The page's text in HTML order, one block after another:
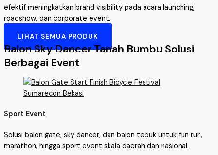
efektif meningkatkan brand visibility pada acara launching,
roadshow, dan corporate event.
LIHAT SEMUA PRODUK
Balon Sky Dancer Tanah Bumbu Solusi
Berbagai Event
Sport Event
Solusi balon gate, sky dancer, dan balon tepuk untuk fun run,
marathon, hingga sport event skala daerah dan nasional.